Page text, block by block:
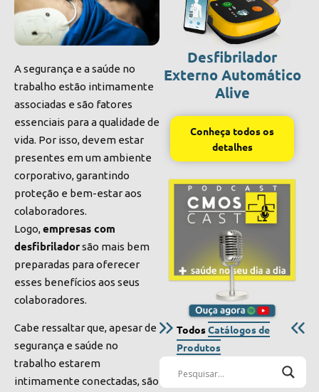
A segurança e a saúde no
trabalho estão intimamente
associadas e são fatores
essenciais para a qualidade de
vida. Por isso, devem estar
presentes em um ambiente
corporativo, garantindo
proteção e bem-estar aos
colaboradores.
Logo,empresas com
desfibriladorsão mais bem
preparadas para oferecer
esses benefícios aos seus
colaboradores.
Cabe ressaltar que, apesar de
segurança e saúde no
trabalho estarem
intimamente conectadas, são
Desfibrilador
Externo Automático
Alive
Conheça todos os
detalhes
TodosCatálogos de
Produtos